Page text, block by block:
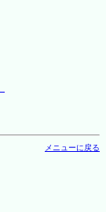
メニューに戻る